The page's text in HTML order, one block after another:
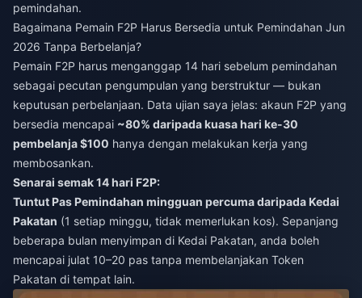
pemindahan.
Bagaimana Pemain F2P Harus Bersedia untuk Pemindahan Jun
2026 Tanpa Berbelanja?
Pemain F2P harus menganggap 14 hari sebelum pemindahan
sebagai pecutan pengumpulan yang berstruktur — bukan
keputusan perbelanjaan. Data ujian saya jelas: akaun F2P yang
bersedia mencapai ~80% daripada kuasa hari ke-30
pembelanja $100 hanya dengan melakukan kerja yang
membosankan.
Senarai semak 14 hari F2P:
Tuntut Pas Pemindahan mingguan percuma daripada Kedai
Pakatan (1 setiap minggu, tidak memerlukan kos). Sepanjang
beberapa bulan menyimpan di Kedai Pakatan, anda boleh
mencapai julat 10–20 pas tanpa membelanjakan Token
Pakatan di tempat lain.